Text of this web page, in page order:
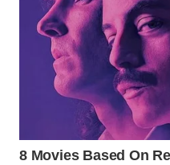
SUBANG
WN
SUKABUMI
PURWAKARTA